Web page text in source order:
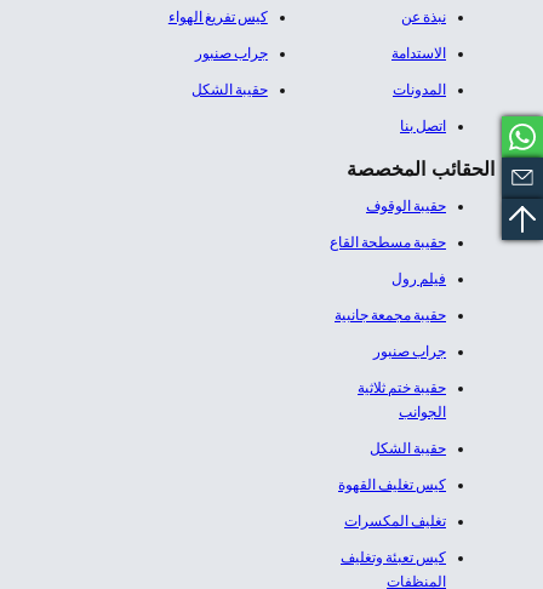
نبذة عن
الاستدامة
المدونات
اتصل بنا
كيس تفريغ الهواء
جراب صنبور
حقيبة الشكل
الحقائب المخصصة
حقيبة الوقوف
حقيبة مسطحة القاع
فيلم رول
حقيبة مجمعة جانبية
جراب صنبور
حقيبة ختم ثلاثية
الجوانب
حقيبة الشكل
كيس تغليف القهوة
تغليف المكسرات
كيس تعبئة وتغليف
المنظفات